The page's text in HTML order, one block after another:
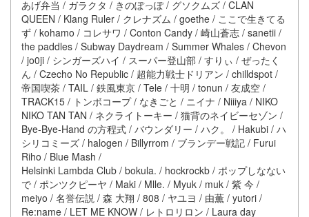
あげ弁当 / ガラクタ / きのぽっぽ / グソクムズ / CLAN
QUEEN / Klang Ruler / クレナズム / goethe / ここで生きてる
ず / kohamo / コレサワ / Conton Candy / 崎山蒼志 / sanetii /
the paddles / Subway Daydream / Summer Whales / Chevon
/ jo0ji / シンガーズハイ / スーパー登山部 / すりぃ / ぜったく
ん / Czecho No Republic / 超能力戦士ドリアン / chilldspot /
帝国喫茶 / TAIL / 鉄風東京 / Tele / 十明 / tonun / 友成空 /
TRACK15 / トンボコープ / なきごと / ニイナ / Niiiya / NIKO
NIKO TAN TAN / ネクライトーキー / 猫背のネイビーセゾン /
Bye-Bye-Hand の方程式 / バウンダリー / ハク。 / Hakubi / ハ
シリコミーズ / halogen / Billyrrom / ブランデー戦記 / Furui
Riho / Blue Mash /
Helsinki Lambda Club / bokula. / hockrockb / ポップしなない
で / ポンツクピーヤ / Maki / Mlle. / Myuk / muk / 紫 今 /
meiyo / 名誉伝説 / 森 大翔 / 808 / ヤユヨ / 由薫 / yutori /
Re:name / LET ME KNOW / レトロリロン / Laura day